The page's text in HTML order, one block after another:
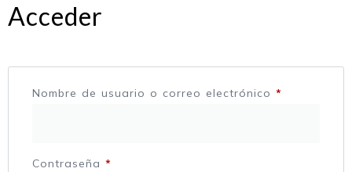
Acceder
Nombre de usuario o correo electrónico *
Contraseña *